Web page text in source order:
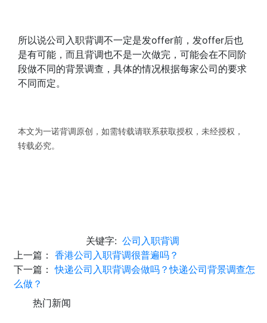
所以说公司入职背调不一定是发offer前，发offer后也
是有可能，而且背调也不是一次做完，可能会在不同阶
段做不同的背景调查，具体的情况根据每家公司的要求
不同而定。
本文为一诺背调原创，如需转载请联系获取授权，未经授权，
转载必究。
关键字: 公司入职背调
上一篇： 香港公司入职背调很普遍吗？
下一篇： 快递公司入职背调会做吗？快递公司背景调查怎
么做？
热门新闻